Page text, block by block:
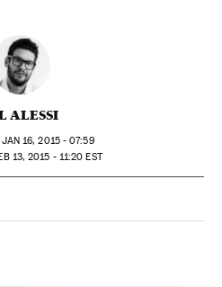
ALESSI
JAN16, 2015 - 07:59
13, 2015 - 11:20 EST
Sociales